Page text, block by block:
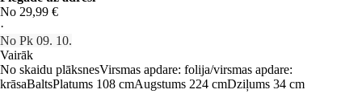
No 29,99 €
·
No Pk 09. 10.
Vairāk
No skaidu plāksnesVirsmas apdare: folija/virsmas apdare:
krāsaBaltsPlatums 108 cmAugstums 224 cmDziļums 34 cm